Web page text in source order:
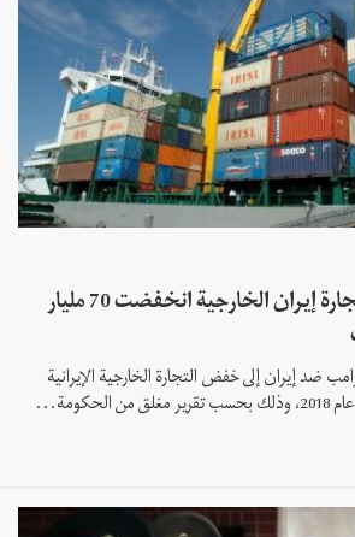
الحكومة الأميركية: تجارة إيران الخارجية انخفضت 70 مليار
ضد إيران إلى خفض التجارة الخارجية الإيرانية